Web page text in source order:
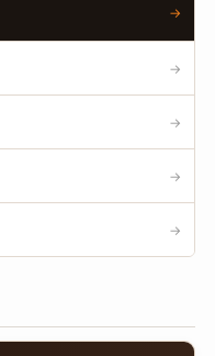
→
→
→
→
→